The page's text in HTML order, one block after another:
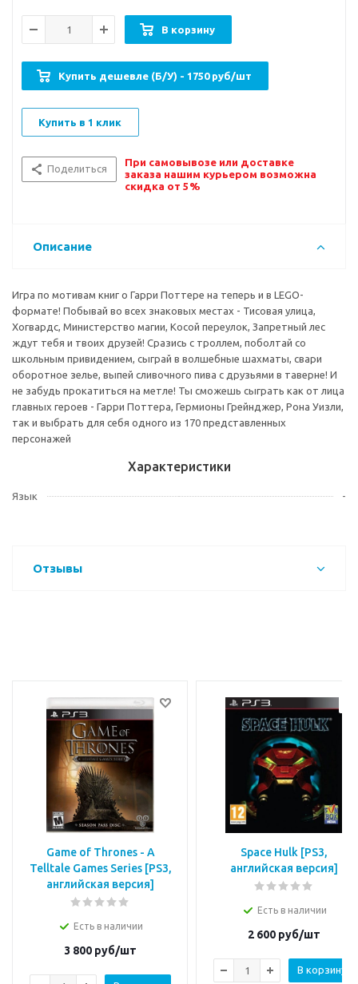
В корзину
Купить дешевле (Б/У) - 1750 руб/шт
Купить в 1 клик
Поделиться
При самовывозе или доставке
заказа нашим курьером возможна
скидка от 5%
Описание
Игра по мотивам книг о Гарри Поттере на теперь и в LEGO-
формате! Побывай во всех знаковых местах - Тисовая улица,
Хогвардс, Министерство магии, Косой переулок, Запретный лес
ждут тебя и твоих друзей! Сразись с троллем, поболтай со
школьным привидением, сыграй в волшебные шахматы, свари
оборотное зелье, выпей сливочного пива с друзьями в таверне! И
не забудь прокатиться на метле! Ты сможешь сыграть как от лица
главных героев - Гарри Поттера, Гермионы Грейнджер, Рона Уизли,
так и выбрать для себя одного из 170 представленных
персонажей
Характеристики
Язык -
Отзывы
Game of Thrones - A
Telltale Games Series [РS3,
английская версия]
Есть в наличии
3 800 руб/шт
Space Hulk [PS3,
английская версия]
Есть в наличии
2 600 руб/шт
В корзину